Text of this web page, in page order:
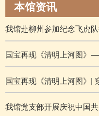
本馆资讯
我馆赴柳州参加纪念飞虎
国宝再现《清明上河图》
国宝再现《清明上河图》|
我馆党支部开展庆祝中国